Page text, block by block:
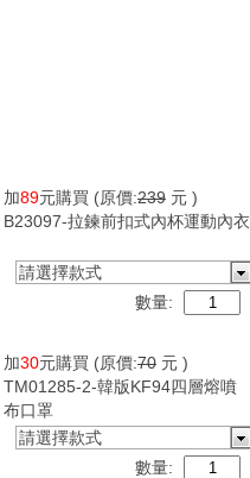
加89元購買 (原價:239 元 )
B23097-拉鍊前扣式內杯運動內衣
請選擇款式
數量:
加30元購買 (原價:70 元 )
TM01285-2-韓版KF94四層熔噴
布口罩
請選擇款式
數量: